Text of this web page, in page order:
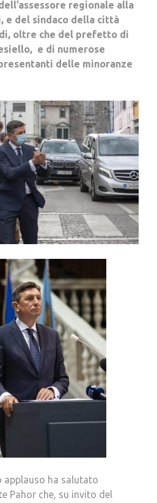
regionale alla
e del sindaco della città
oltre che del prefetto di
e di numerose
delle minoranze
applauso ha salutato
Pahor che, su invito del